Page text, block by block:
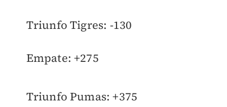
Triunfo Tigres: -130
Empate: +275
Triunfo Pumas: +375